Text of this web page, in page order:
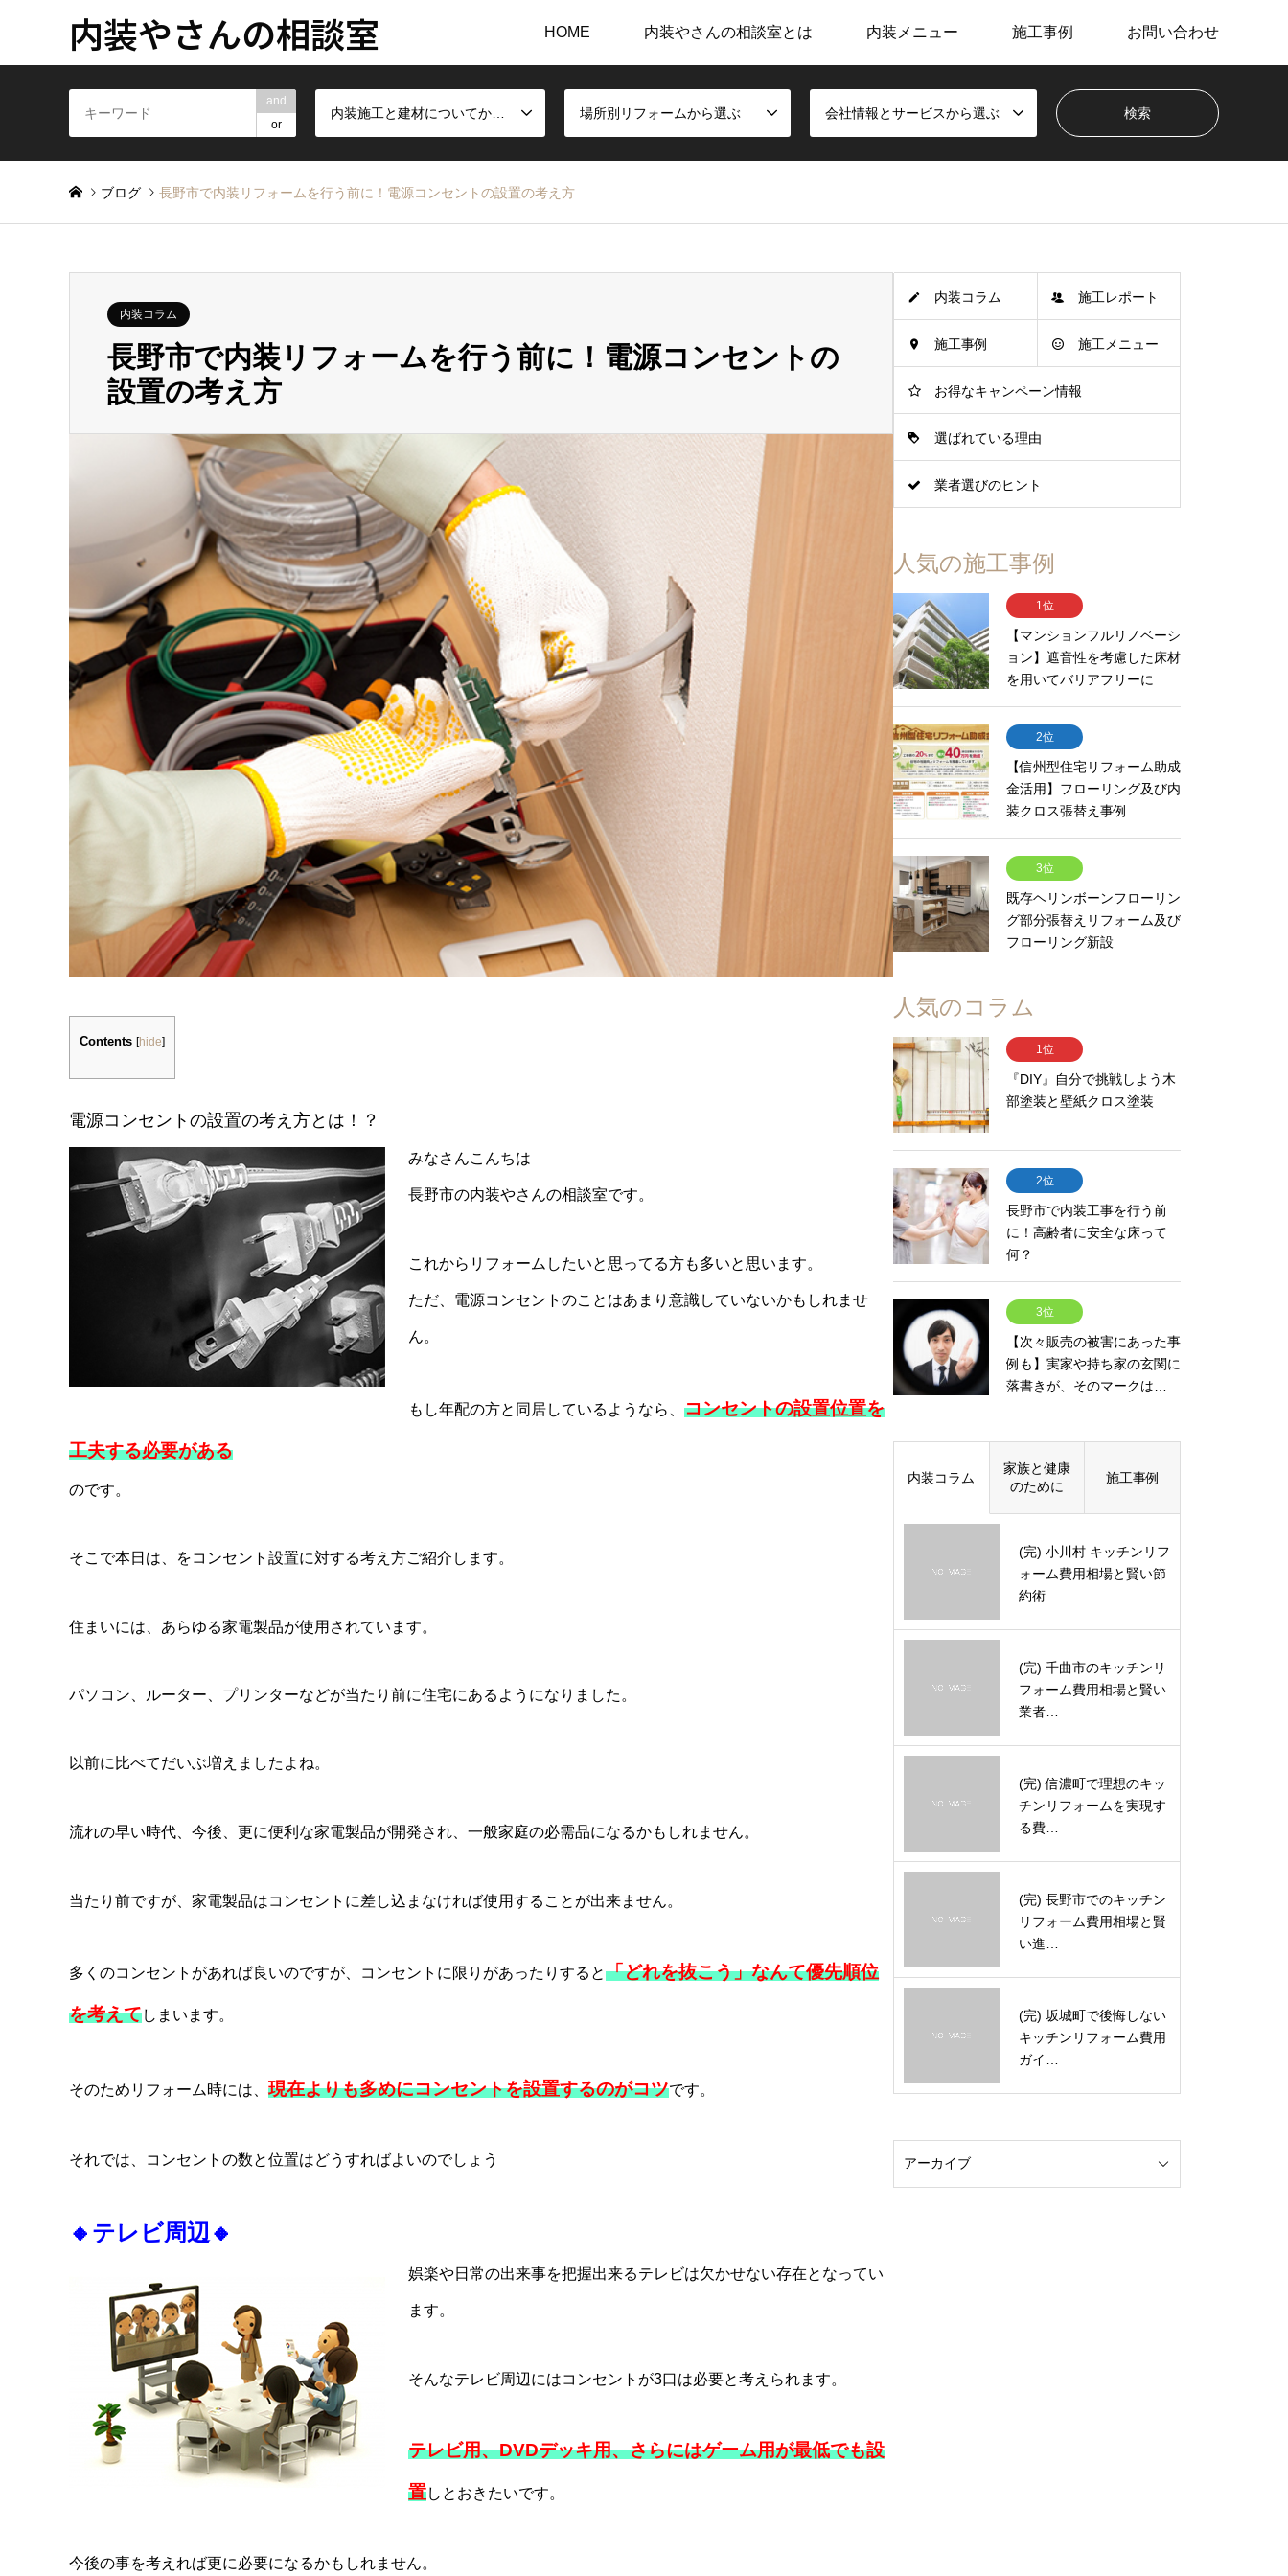
内装やさんの相談室 HOME 内装やさんの相談室とは 内装メニュー 施工事例 お問い合わせ
and
or
内装施工と建材についてから選ぶ 場所別リフォームから選ぶ 会社情報とサービスから選ぶ
ブログ 長野市で内装リフォームを行う前に！電源コンセントの設置の考え方
内装コラム
長野市で内装リフォームを行う前に！電源コンセントの
設置の考え方
Contents [hide]
電源コンセントの設置の考え方とは！？
みなさんこんちは
長野市の内装やさんの相談室です。
これからリフォームしたいと思ってる方も多いと思います。
ただ、電源コンセントのことはあまり意識していないかもしれませ
ん。
もし年配の方と同居しているようなら、 コンセントの設置位置を
工夫する必要がある
のです。
そこで本日は、をコンセント設置に対する考え方ご紹介します。
住まいには、あらゆる家電製品が使用されています。
パソコン、ルーター、プリンターなどが当たり前に住宅にあるようになりました。
以前に比べてだいぶ増えましたよね。
流れの早い時代、今後、更に便利な家電製品が開発され、一般家庭の必需品になるかもしれません。
当たり前ですが、家電製品はコンセントに差し込まなければ使用することが出来ません。
多くのコンセントがあれば良いのですが、コンセントに限りがあったりすると「どれを抜こう」なんて優先順位
を考えてしまいます。
そのためリフォーム時には、 現在よりも多めにコンセントを設置するのがコツです。
それでは、コンセントの数と位置はどうすればよいのでしょう
🔸 テレビ周辺 🔸
娯楽や日常の出来事を把握出来るテレビは欠かせない存在となってい
ます。
そんなテレビ周辺にはコンセントが3口は必要と考えられます。
テレビ用、DVDデッキ用、さらにはゲーム用が最低でも設
置しとおきたいです。
今後の事を考えれば更に必要になるかもしれません。
内装コラム 施工レポート
施工事例 施工メニュー
お得なキャンペーン情報
選ばれている理由
業者選びのヒント
人気の施工事例
1位
【マンションフルリノベーシ
ョン】遮音性を考慮した床材
を用いてバリアフリーに
2位
【信州型住宅リフォーム助成
金活用】フローリング及び内
装クロス張替え事例
3位
既存ヘリンボーンフローリン
グ部分張替えリフォーム及び
フローリング新設
人気のコラム
1位
『DIY』自分で挑戦しよう木
部塗装と壁紙クロス塗装
2位
長野市で内装工事を行う前
に！高齢者に安全な床って
何？
3位
【次々販売の被害にあった事
例も】実家や持ち家の玄関に
落書きが、そのマークは…
内装コラム
家族と健康
のために
施工事例
(完) 小川村 キッチンリフ
ォーム費用相場と賢い節
約術
(完) 千曲市のキッチンリ
フォーム費用相場と賢い
業者…
(完) 信濃町で理想のキッ
チンリフォームを実現す
る費…
(完) 長野市でのキッチン
リフォーム費用相場と賢
い進…
(完) 坂城町で後悔しない
キッチンリフォーム費用
ガイ…